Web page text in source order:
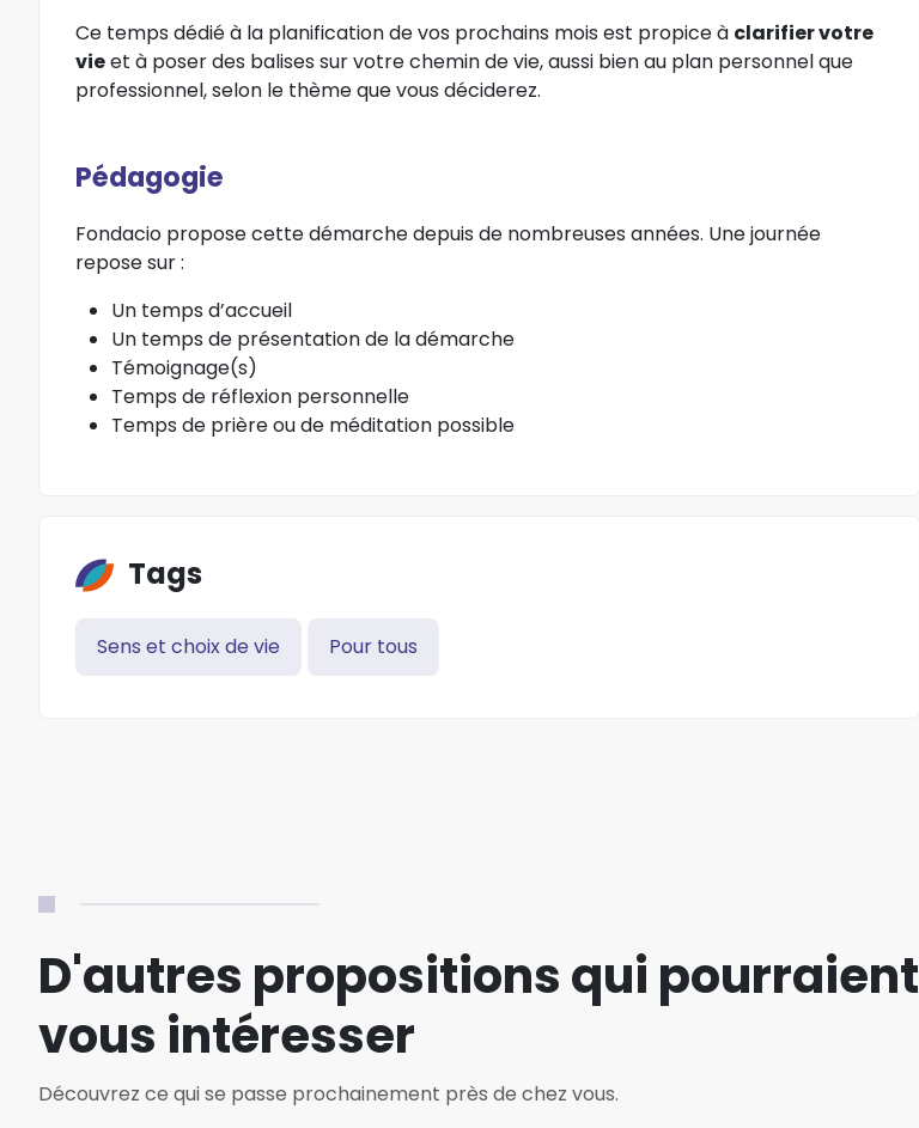
Ce temps dédié à la planification de vos prochains mois est propice à clarifier votre
vieet à poser des balises sur votre chemin de vie, aussi bien au plan personnel que
professionnel, selon le thème que vous déciderez.
Pédagogie
Fondacio propose cette démarche depuis de nombreuses années. Une journée
repose sur :
Un temps d’accueil
Un temps de présentation de la démarche
Témoignage(s)
Temps de réflexion personnelle
Temps de prière ou de méditation possible
Tags
Sens et choix de vie Pour tous
D'autres propositions qui pourraient
vous intéresser
Découvrez ce qui se passe prochainement près de chez vous.